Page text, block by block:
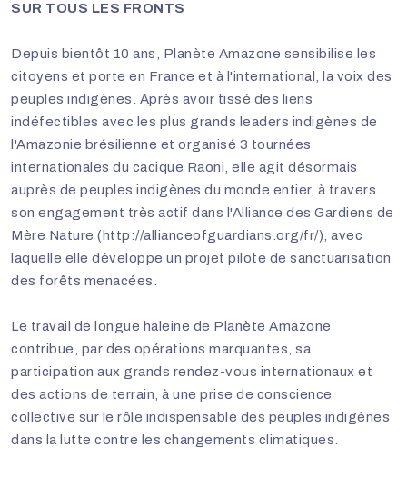
SUR TOUS LES FRONTS
Depuis bientôt 10 ans, Planète Amazone sensibilise les
citoyens et porte en France et à l'international, la voix des
peuples indigènes. Après avoir tissé des liens
indéfectibles avec les plus grands leaders indigènes de
l'Amazonie brésilienne et organisé 3 tournées
internationales du cacique Raoni, elle agit désormais
auprès de peuples indigènes du monde entier, à travers
son engagement très actif dans l'Alliance des Gardiens de
Mère Nature (http://allianceofguardians.org/fr/), avec
laquelle elle développe un projet pilote de sanctuarisation
des forêts menacées.
Le travail de longue haleine de Planète Amazone
contribue, par des opérations marquantes, sa
participation aux grands rendez-vous internationaux et
des actions de terrain, à une prise de conscience
collective sur le rôle indispensable des peuples indigènes
dans la lutte contre les changements climatiques.